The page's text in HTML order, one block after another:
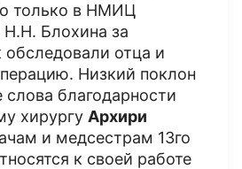
только в НМИЦ
Блохина за
обследовали отца и
Низкий поклон
благодарности
хирургу Архири
и медсестрам 13го
к своей работе